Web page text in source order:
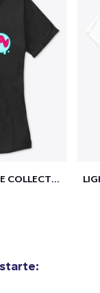
Dark TAV SUMMER SLIME COLLECTION
Premium Ring-Spun